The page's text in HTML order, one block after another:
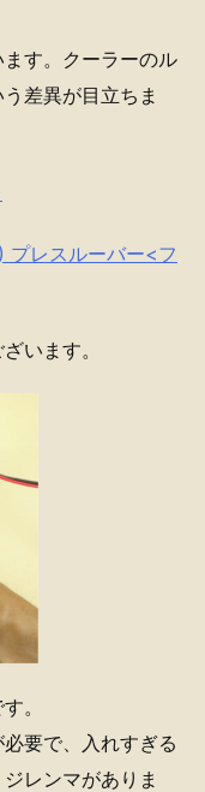
す。クーラーのル
差異が目立ちま
レスルーバー<フ
います。
。
要で、入れすぎる
レンマがありま